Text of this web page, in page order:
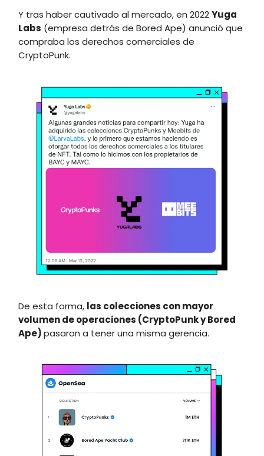
Y tras haber cautivado al mercado, en 2022Yuga
Labs (empresa detrás de Bored Ape) anunció que
compraba los derechos comerciales de
CryptoPunk.
De esta forma, las colecciones con mayor
volumen de operaciones (CryptoPunk y Bored
Ape)pasaron a tener una misma gerencia.